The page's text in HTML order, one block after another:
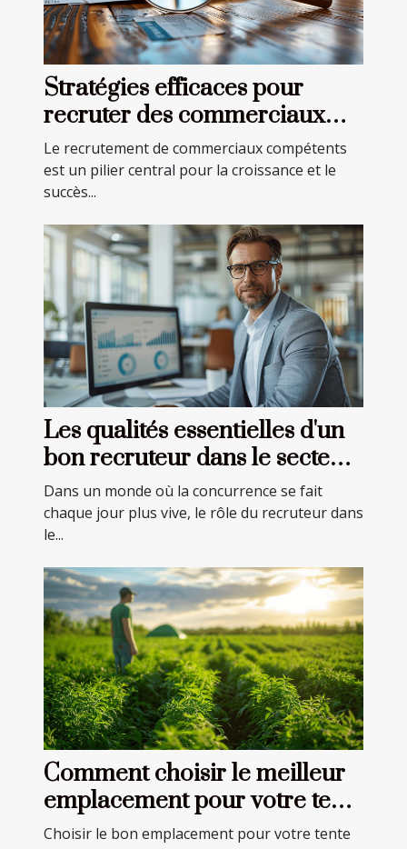
Stratégies efficaces pour
recruter des commerciaux
dans divers secteurs
Le recrutement de commerciaux compétents
est un pilier central pour la croissance et le
succès...
Les qualités essentielles d'un
bon recruteur dans le secteur
commercial
Dans un monde où la concurrence se fait
chaque jour plus vive, le rôle du recruteur dans
le...
Comment choisir le meilleur
emplacement pour votre tente
publicitaire
Choisir le bon emplacement pour votre tente